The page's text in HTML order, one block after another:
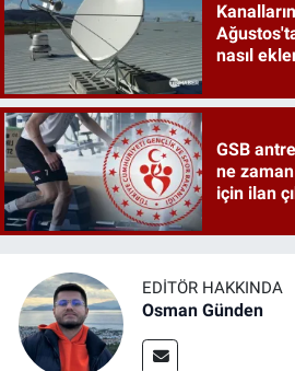
nasıl
GSB
ne
için ilan
EDITÖR HAKKINDA
Osman Günden